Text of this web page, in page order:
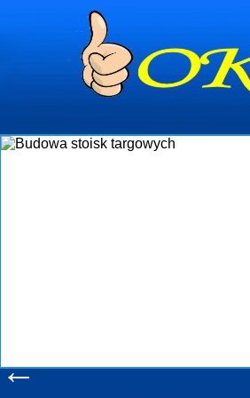
Firma R&B
targowych w
które
wykonywać tak,
oczekuje. W
obsługując firmy
w stanie
konsumentów.
produkcyjne,
pomoc, nawet
←